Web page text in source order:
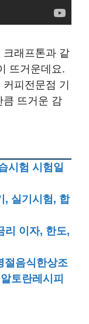
크래프톤과 같
뜨거운데요.
피전문점 기
큼 뜨거운 감
시험 시험일
, 실기시험, 합
리 이자, 한도,
절음식한상조
토란레시피